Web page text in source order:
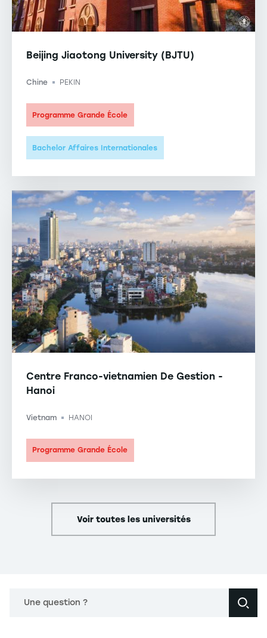
Beijing Jiaotong University (BJTU)
Chine -PEKIN
Programme Grande École
Bachelor Affaires Internationales
Centre Franco-vietnamien De Gestion -
Hanoi
Vietnam -HANOI
Programme Grande École
Voir toutes les universités
Une question ?